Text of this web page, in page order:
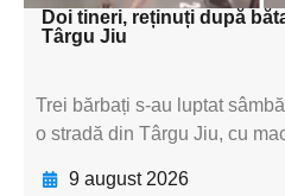
Doi tineri, reținuți după
Târgu Jiu
Trei bărbați s-au luptat
o stradă din Târgu Jiu, cu
9 august 2026